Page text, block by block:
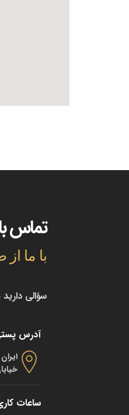
تماس
با ما
سؤالی
آدرس
خیابان
ساعات